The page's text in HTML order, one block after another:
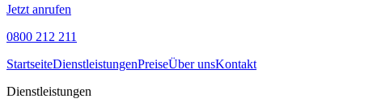
Jetzt anrufen
0800 212 211
StartseiteDienstleistungenPreiseÜber unsKontakt
Dienstleistungen